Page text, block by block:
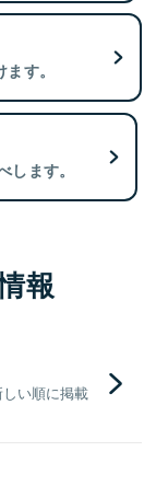
す。
ます。
報
い順に掲載